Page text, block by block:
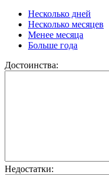
Несколько дней
Несколько месяцев
Менее месяца
Больше года
Достоинства:
Недостатки: